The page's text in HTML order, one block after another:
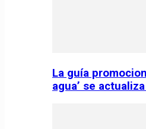
La guía
agua’ se